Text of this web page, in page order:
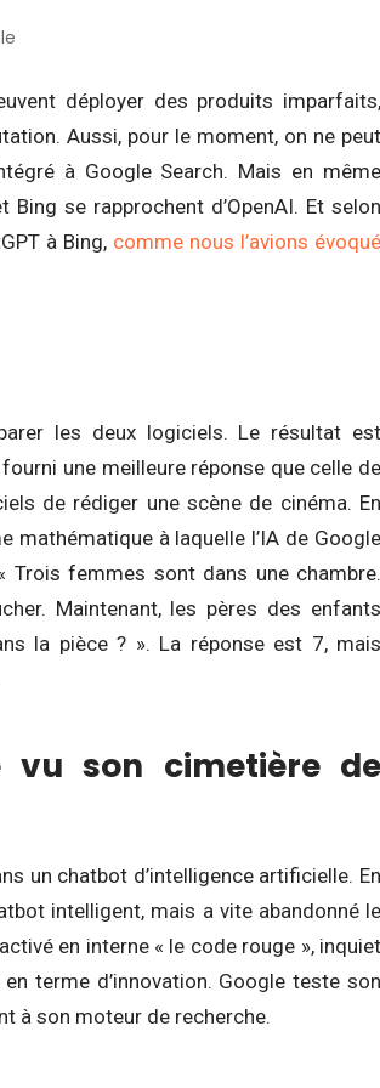
déployer des produits imparfaits,
Aussi, pour le moment, on ne peut
à Google Search. Mais en même
se rapprochent d’OpenAI. Et selon
à Bing, comme nous l’avions évoqué
les deux logiciels. Le résultat est
une meilleure réponse que celle de
de rédiger une scène de cinéma. En
mathématique à laquelle l’IA de Google
Trois femmes sont dans une chambre.
Maintenant, les pères des enfants
la pièce ? ». La réponse est 7, mais
vu son cimetière de
un chatbot d’intelligence artificielle. En
intelligent, mais a vite abandonné le
en interne « le code rouge », inquiet
terme d’innovation. Google teste son
à son moteur de recherche.